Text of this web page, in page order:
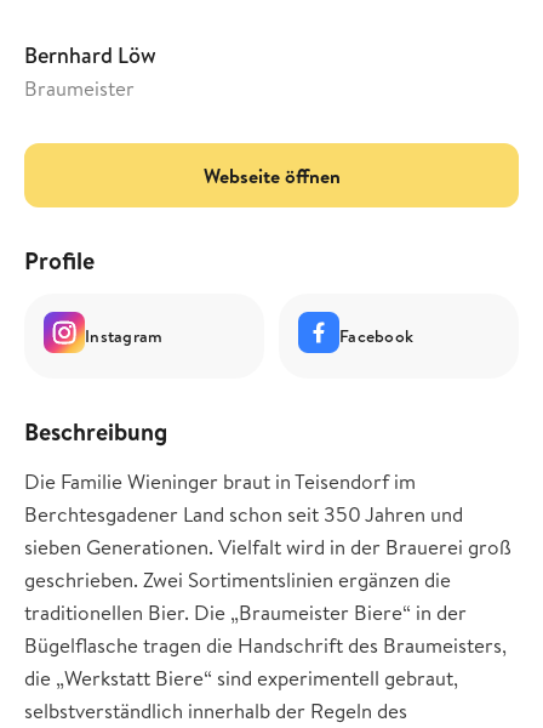
Bernhard Löw
Braumeister
Webseite öffnen
Profile
Instagram Facebook
Beschreibung
Die Familie Wieninger braut in Teisendorf im
Berchtesgadener Land schon seit 350 Jahren und
sieben Generationen. Vielfalt wird in der Brauerei groß
geschrieben. Zwei Sortimentslinien ergänzen die
traditionellen Bier. Die „Braumeister Biere“ in der
Bügelflasche tragen die Handschrift des Braumeisters,
die „Werkstatt Biere“ sind experimentell gebraut,
selbstverständlich innerhalb der Regeln des